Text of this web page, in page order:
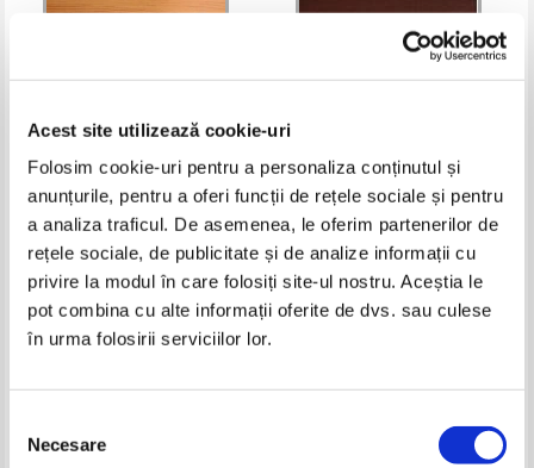
Acest site utilizează cookie-uri
Folosim cookie-uri pentru a personaliza conținutul și
anunțurile, pentru a oferi funcții de rețele sociale și pentru
a analiza traficul. De asemenea, le oferim partenerilor de
rețele sociale, de publicitate și de analize informații cu
privire la modul în care folosiți site-ul nostru. Aceștia le
pot combina cu alte informații oferite de dvs. sau culese
în urma folosirii serviciilor lor.
consimțământului
Necesare
Rene Guenon - Domnia
cantitatii si semnele vremurilor
Emil Cioran - Razne